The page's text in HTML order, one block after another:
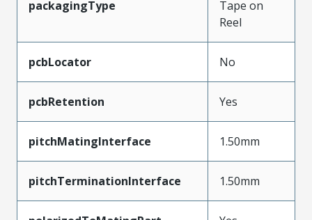
packagingType
Tape on
Reel
pcbLocator No
pcbRetention Yes
pitchMatingInterface 1.50mm
pitchTerminationInterface 1.50mm